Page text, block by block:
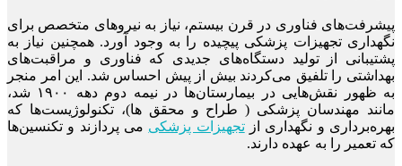
پیشرفت‌های فناوری در قرن بیستم، نیاز به نیروهای متخصص برای
نگهداری تجهیزات پزشکی پیچیده را به وجود آورد. همچنین نیاز به
پشتیبانی از تولید دستگاه‌های جدیدی که فناوری و مراقبت‌های
بهداشتی را تلفیق می‌کردند بیش از پیش احساس شد. این امر منجر
به ظهور نقش‌هایی در بیمارستان‌ها در نیمه دوم دهه ۱۹۰۰ شد،
مانند مهندسان پزشکی ( طراح و محقق ها)، تکنولوژیست‌ها که
بهره‌برداری و نگهداری ازتجهیزات پزشکی می پردازند و تکنسین‌ها
که تعمیر را به عهده دارند.